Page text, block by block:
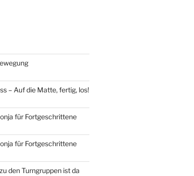
– Auf die Matte, fertig, los!
für Fortgeschrittene
für Fortgeschrittene
den Turngruppen ist da